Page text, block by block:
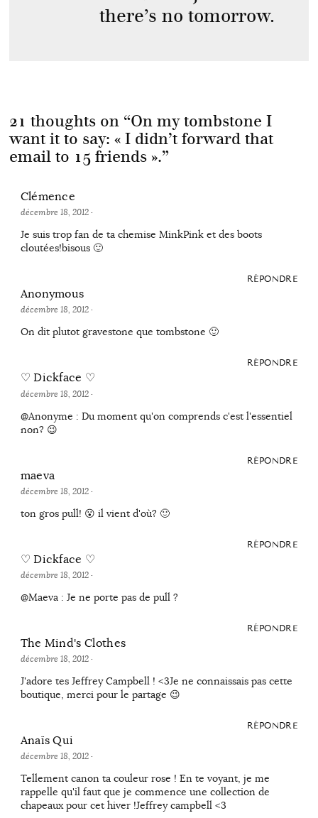
there’s no tomorrow.
21 thoughts on “On my tombstone I
want it to say: « I didn’t forward that
email to 15 friends ».”
Clémence
décembre 18, 2012·
Je suis trop fan de ta chemise MinkPink et des boots
cloutées!bisous 🙂
RÉPONDRE
Anonymous
décembre 18, 2012·
On dit plutot gravestone que tombstone 🙂
RÉPONDRE
♡ Dickface ♡
décembre 18, 2012·
@Anonyme : Du moment qu'on comprends c'est l'essentiel
non? 😉
RÉPONDRE
maeva
décembre 18, 2012·
ton gros pull! 😮 il vient d'où? 🙂
RÉPONDRE
♡ Dickface ♡
décembre 18, 2012·
@Maeva : Je ne porte pas de pull ?
RÉPONDRE
The Mind's Clothes
décembre 18, 2012·
J'adore tes Jeffrey Campbell ! <3Je ne connaissais pas cette
boutique, merci pour le partage 😉
RÉPONDRE
Anaïs Qui
décembre 18, 2012·
Tellement canon ta couleur rose ! En te voyant, je me
rappelle qu'il faut que je commence une collection de
chapeaux pour cet hiver !Jeffrey campbell <3